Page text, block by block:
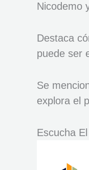
Nicodemo
Destaca
puede ser
Se
explora el
Escucha